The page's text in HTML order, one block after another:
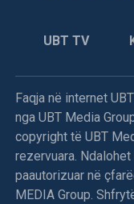
UBT TV
Faqja në internet
nga UBT Media
copyright të UBT
rezervuara.
paautorizuar në
MEDIA Group.